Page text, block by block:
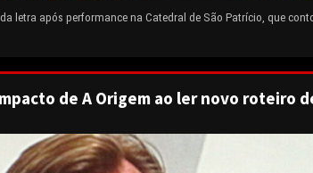
letra após performance na Catedral de São Patrício, que
de A Origem ao ler novo roteiro